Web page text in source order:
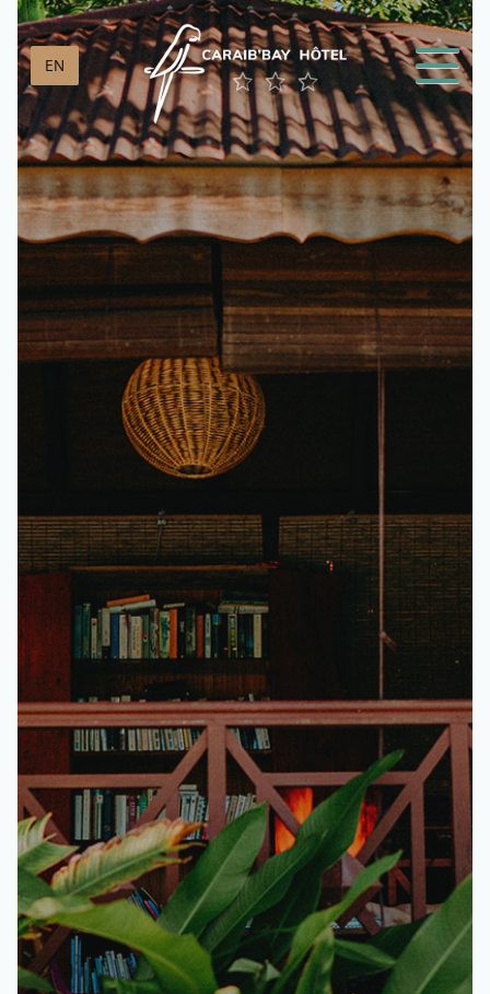
EN
Panneau de gestion des cookies